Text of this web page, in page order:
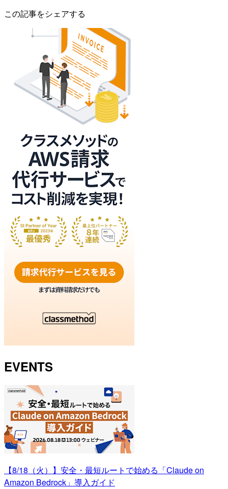
この記事をシェアする
EVENTS
【8/18（火）】安全・最短ルートで始める「Claude on
Amazon Bedrock」導入ガイド